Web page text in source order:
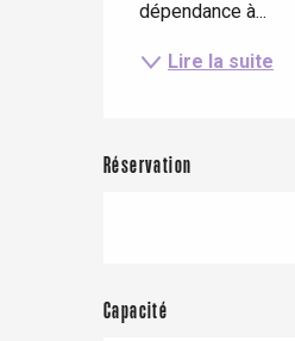
dépendance à...
Lire la suite
Réservation
Capacité